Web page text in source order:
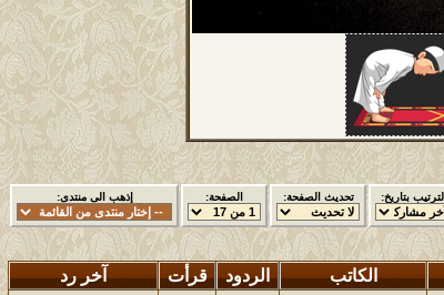
الترتيب بتاريخ: تحديث الصفحة: الصفحة: إذهب الى منتدى:
الكاتب الردود قرأت
آخر رد